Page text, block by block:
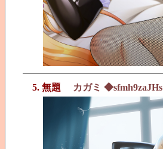
5. 無題 カガミ ◆sfmh9zaJHs